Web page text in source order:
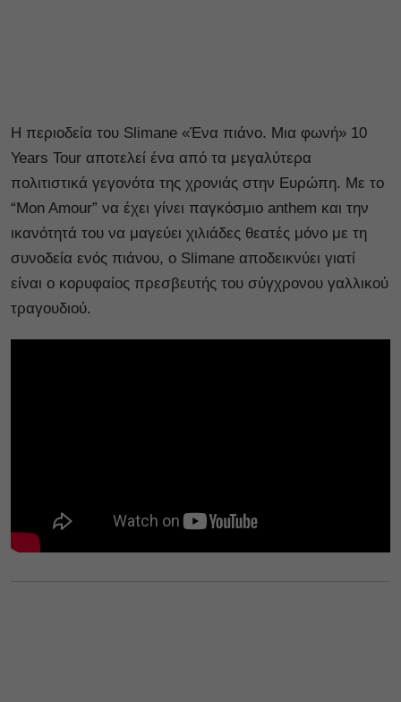
Η περιοδεία του Slimane «Ένα πιάνο. Μια φωνή» 10
Years Tour αποτελεί ένα από τα μεγαλύτερα
πολιτιστικά γεγονότα της χρονιάς στην Ευρώπη. Με το
“Mon Amour” να έχει γίνει παγκόσμιο anthem και την
ικανότητά του να μαγεύει χιλιάδες θεατές μόνο με τη
συνοδεία ενός πιάνου, ο Slimane αποδεικνύει γιατί
είναι ο κορυφαίος πρεσβευτής του σύγχρονου γαλλικού
τραγουδιού.